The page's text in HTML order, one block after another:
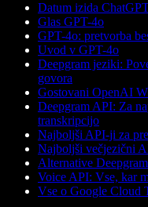
Datum izida
Glas GPT-4o
GPT-4o: pretvorba
Uvod v GPT-4o
Deepgram jeziki:
govora
Gostovani OpenAI
Deepgram API: Za
transkripcijo
Najboljši API-ji za
Najboljši večjezični
Alternative
Voice API: Vse, kar
Vse o Google Cloud